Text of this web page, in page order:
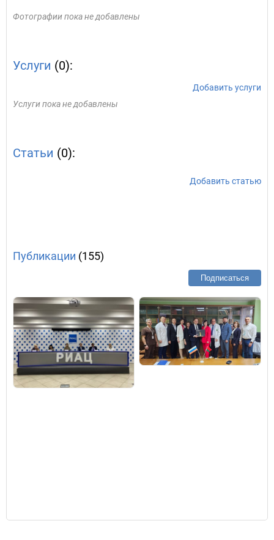
Фотографии пока не добавлены
Услуги (0):
Добавить услуги
Услуги пока не добавлены
Статьи (0):
Добавить статью
Публикации (155)
Подписаться